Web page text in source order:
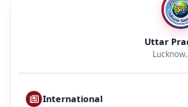
Uttar
International